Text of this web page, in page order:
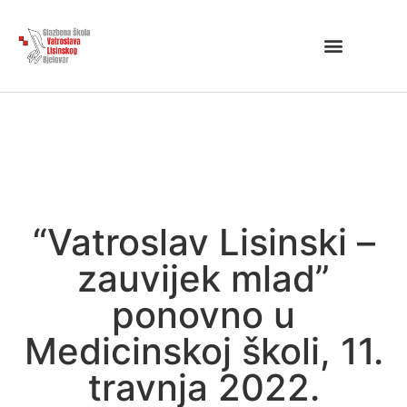
“Vatroslav Lisinski –
zauvijek mlad”
ponovno u
Medicinskoj školi, 11.
travnja 2022.